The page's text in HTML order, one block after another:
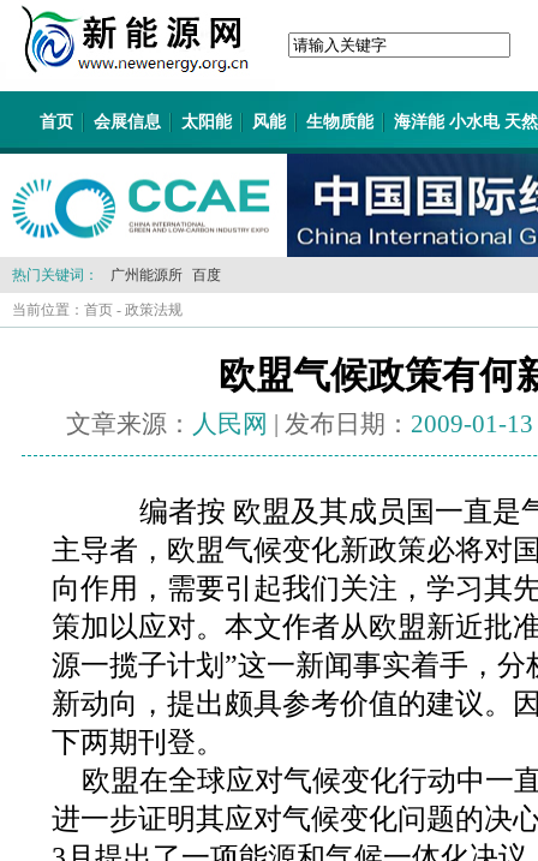
首页 会展信息 太阳能 风能 生物质能 海洋能 小水电 天
热门关键词： 广州能源所 百度
当前位置： 首页 - 政策法规
欧盟气候政策有何
文章来源： 人民网 | 发布日期： 2009-01-13
编者按 欧盟及其成员国一直是
主导者，欧盟气候变化新政策必将对
向作用，需要引起我们关注，学习其
策加以应对。本文作者从欧盟新近批
源一揽子计划”这一新闻事实着手，
新动向，提出颇具参考价值的建议。
下两期刊登。
欧盟在全球应对气候变化行动中一
进一步证明其应对气候变化问题的决